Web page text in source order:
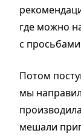
где можно
с
Потом
мы
мешали